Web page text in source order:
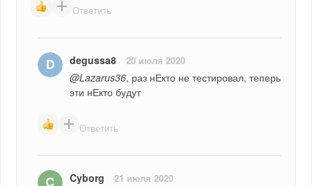
Ответить
degussa8 20 июля 2020
@Lazarus36, раз нЕкто не тестировал, теперь
эти нЕкто будут
Ответить
Cyborg 21 июля 2020